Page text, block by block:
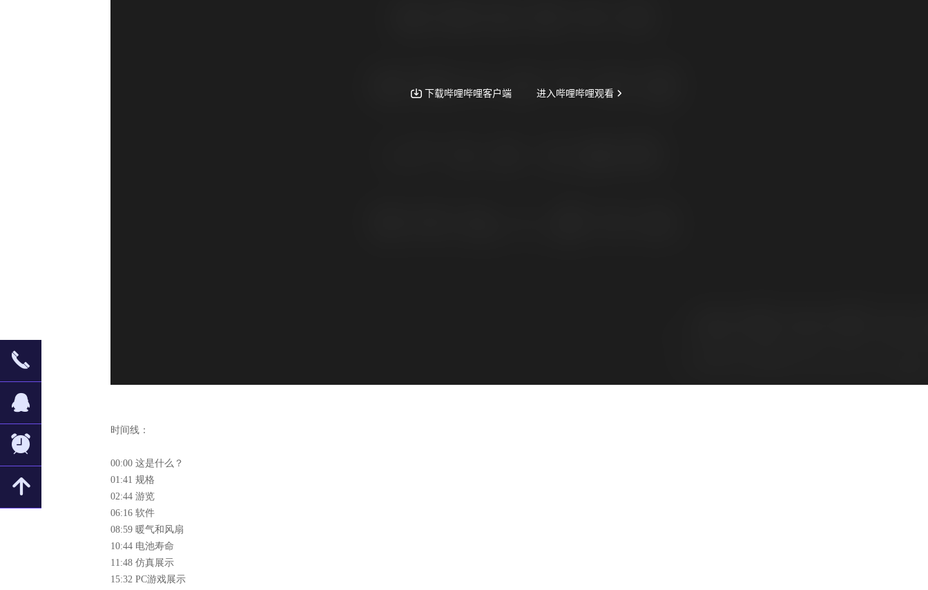
时间线：
00:00 这是什么？
01:41 规格
02:44 游览
06:16 软件
08:59 暖气和风扇
10:44 电池寿命
11:48 仿真展示
15:32 PC游戏展示
끅
뀩
뀥
녕